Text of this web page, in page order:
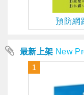
預防網
最新上架 New
1